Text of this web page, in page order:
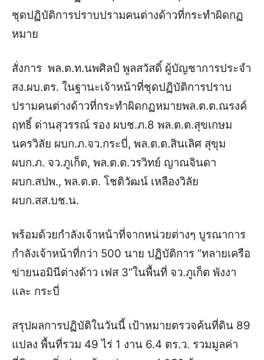
ชุดปฏิบัติการปราบปรามคนต่างด้าวที่กระทำผิดกฏ
หมาย
สั่งการ พล.ต.ท.นพศิลป์ พูลสวัสดิ์ ผู้บัญชาการประจำ
สง.ผบ.ตร. ในฐานะเจ้าหน้าที่ชุดปฏิบัติการปราบ
ปรามคนต่างด้าวที่กระทำผิดกฏหมายพล.ต.ต.ณรงค์
ฤทธิ์ ด่านสุวรรณ์ รอง ผบช.ภ.8 พล.ต.ต.สุขเกษม
นครวิลัย ผบก.ภ.จว.กระบี่, พล.ต.ต.สินเลิศ สุขุม
ผบก.ภ. จว.ภูเก็ต, พล.ต.ต.วรวิทย์ ญาณจินดา
ผบก.สปพ., พล.ต.ต. โชติวัฒน์ เหลืองวิลัย
ผบก.สส.บช.น.
พร้อมด้วยกำลังเจ้าหน้าที่จากหน่วยต่างๆ บูรณาการ
กำลังเจ้าหน้าที่กว่า 500 นาย ปฏิบัติการ ”ทลายเครือ
ข่ายนอมินีต่างด้าว เฟส 3“ในพื้นที่ จว.ภูเก็ต พังงา
และ กระบี่
สรุปผลการปฏิบัติในวันนี้ เป้าหมายตรวจค้นที่ดิน 89
แปลง พื้นที่รวม 49 ไร่ 1 งาน 6.4 ตร.ว. รวมมูลค่า